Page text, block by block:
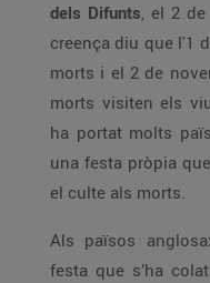
dels Difunts, el 2 de
creença diu que l'1
morts i el 2 de
morts visiten els
ha portat molts
una festa pròpia
el culte als morts.
Als països
festa que s’ha